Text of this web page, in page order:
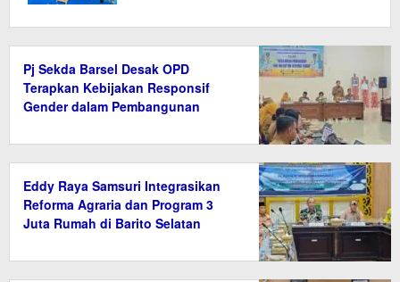
Pj Sekda Barsel Desak OPD
Terapkan Kebijakan Responsif
Gender dalam Pembangunan
Eddy Raya Samsuri Integrasikan
Reforma Agraria dan Program 3
Juta Rumah di Barito Selatan